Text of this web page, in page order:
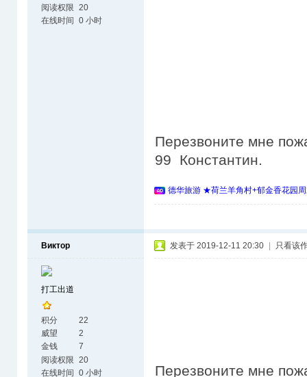
阅读权限 20
在线时间 0 小时
Перезвоните мне
99 Константин.
德华旅游 ★荷兰羊角村+郁金香花园
Виктор
打工出道
积分
22
威望
2
金钱
7
阅读权限 20
在线时间 0 小时
发表于 2019-12-11 20:30 只看该
Перезвоните мне